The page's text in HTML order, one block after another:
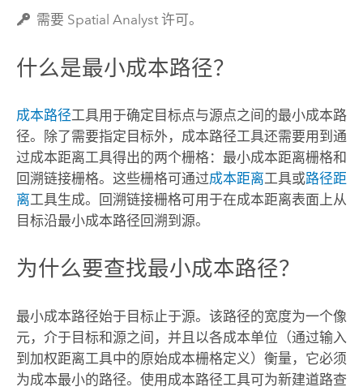
需要 Spatial Analyst 许可。
什么是最小成本路径？
成本路径工具用于确定目标点与源点之间的最小成本路
径。除了需要指定目标外， 成本路径工具还需要用到通
过成本距离工具得出的两个栅格：最小成本距离栅格和
回溯链接栅格。这些栅格可通过成本距离工具或路径距
离工具生成。回溯链接栅格可用于在成本距离表面上从
目标沿最小成本路径回溯到源。
为什么要查找最小成本路径？
最小成本路径始于目标止于源。该路径的宽度为一个像
元，介于目标和源之间，并且以各成本单位（通过输入
到加权距离工具中的原始成本栅格定义）衡量，它必须
为成本最小的路径。使用成本路径工具可为新建道路查